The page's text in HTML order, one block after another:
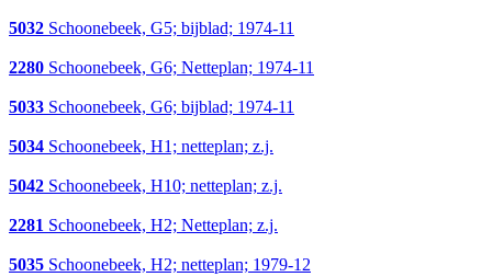
5032 Schoonebeek, G5; bijblad; 1974-11
2280 Schoonebeek, G6; Netteplan; 1974-11
5033 Schoonebeek, G6; bijblad; 1974-11
5034 Schoonebeek, H1; netteplan; z.j.
5042 Schoonebeek, H10; netteplan; z.j.
2281 Schoonebeek, H2; Netteplan; z.j.
5035 Schoonebeek, H2; netteplan; 1979-12